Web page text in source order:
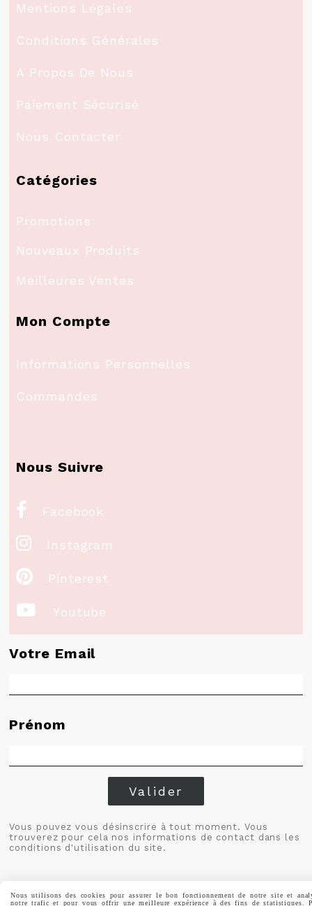
Mentions Légales
Conditions Générales
A Propos De Nous
Paiement Sécurisé
Nous Contacter
Catégories
Promotions
Nouveaux Produits
Meilleures Ventes
Mon Compte
Informations Personnelles
Commandes
Nous Suivre
 Facebook
 Instagram
 Pinterest
 Youtube
Votre Email
Prénom
Valider
Vous pouvez vous désinscrire à tout moment. Vous
trouverez pour cela nos informations de contact dans les
conditions d'utilisation du site.
Nous utilisons des cookies pour assurer le bon fonctionnement de notre site et
notre trafic et pour vous offrir une meilleure expérience à des fins de statistiques.